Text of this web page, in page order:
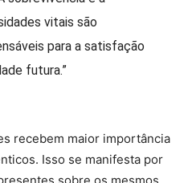
vitais são
para a satisfação
futura.”
recebem maior importância
Isso se manifesta por
sobre os mesmos